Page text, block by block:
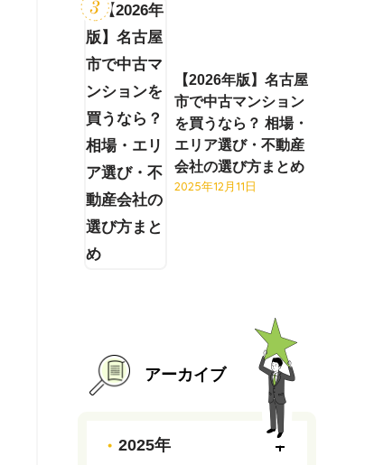
【2026年版】名古屋
市で中古マンション
を買うなら？ 相場・
エリア選び・不動産
会社の選び方まとめ
2025年12月11日
アーカイブ
2025年